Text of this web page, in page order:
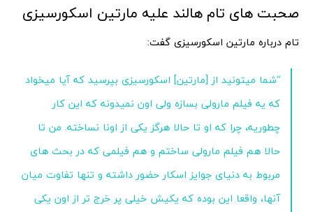
صحبت های تام هالند علیه مارتین اسکورسیزی
تام درباره مارتین اسکورسیزی گفت:
“شما میتونید از [مارتین] اسکورسیزی بپرسید که آیا میخواد
که یه فیلم مارولی بسازه ولی اون نمیدونه که این کار
چطوریه، چرا که او تا حالا هرگز یکی از اونا نساخته. من تا
حالا هم فیلم مارولی ساختم و هم فیلمی که در بحث های
مربوط به دنیای جوایز اسکار حضور داشته و تنها تفاوت میان
آنها، واقعا این بوده که یکیش خیلی پر خرج تر از اون یکی